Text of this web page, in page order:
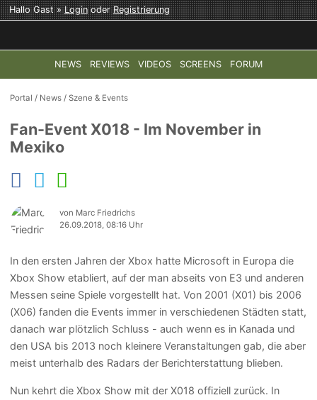
Hallo Gast »LoginoderRegistrierung
NEWS REVIEWS VIDEOS SCREENS FORUM
TOP-THEMEN: COD: MODERN WARFARE 4 HALO:
Portal / News /Szene & Events
Fan-Event X018 - Im November in
Mexiko
von Marc Friedrichs
26.09.2018, 08:16 Uhr
In den ersten Jahren der Xbox hatte Microsoft in Europa die
Xbox Show etabliert, auf der man abseits von E3 und anderen
Messen seine Spiele vorgestellt hat. Von 2001 (X01) bis 2006
(X06) fanden die Events immer in verschiedenen Städten statt,
danach war plötzlich Schluss - auch wenn es in Kanada und
den USA bis 2013 noch kleinere Veranstaltungen gab, die aber
meist unterhalb des Radars der Berichterstattung blieben.
Nun kehrt die Xbox Show mit der X018 offiziell zurück. In